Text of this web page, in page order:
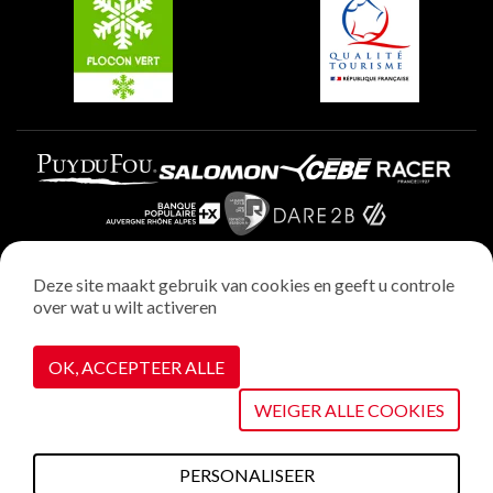
Plagne Aime 2000
Wettelijke vermeldingen
Privacybeleid
Realisatie : StudioJuillet
Cookiebeheer
Deze site maakt gebruik van cookies en geeft u controle
over wat u wilt activeren
OK, ACCEPTEER ALLE
WEIGER ALLE COOKIES
PERSONALISEER